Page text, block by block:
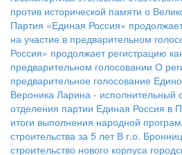
против исторической памяти о
Партия «Единая Россия»
на участие в предварительном
Россия» продолжает регистрацию
предварительном голосовании О
предварительное голосование
Вероника Ларина - исполнительный
отделения партии Единая Россия в
итоги выполнения народной
строительства за 5 лет В г.о.
строительство нового корпуса